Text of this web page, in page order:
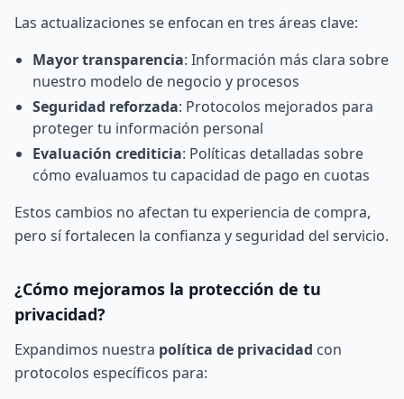
Las actualizaciones se enfocan en tres áreas clave:
Mayor transparencia: Información más clara sobre
nuestro modelo de negocio y procesos
Seguridad reforzada: Protocolos mejorados para
proteger tu información personal
Evaluación crediticia: Políticas detalladas sobre
cómo evaluamos tu capacidad de pago en cuotas
Estos cambios no afectan tu experiencia de compra,
pero sí fortalecen la confianza y seguridad del servicio.
¿Cómo mejoramos la protección de tu
privacidad?
Expandimos nuestra política de privacidad con
protocolos específicos para: